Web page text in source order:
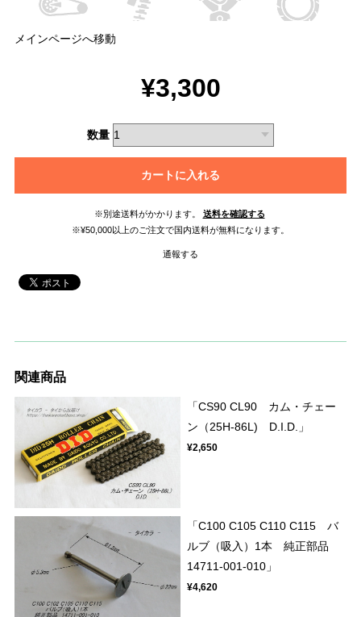
メインページへ移動
¥3,300
数量
カートに入れる
※別途送料がかかります。
送料を確認する
※¥50,000以上のご注文で国内送料が無料になります。
通報する
関連商品
「CS90 CL90 カム・チェー
ン（25H-86L) D.I.D.」
¥2,650
「C100 C105 C110 C115 バ
ルブ（吸入）1本 純正部品
14711-001-010」
¥4,620